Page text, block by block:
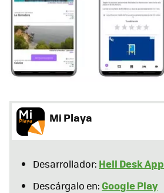
Mi Playa
Desarrollador: Hell Desk App
Descárgalo en: Google Play